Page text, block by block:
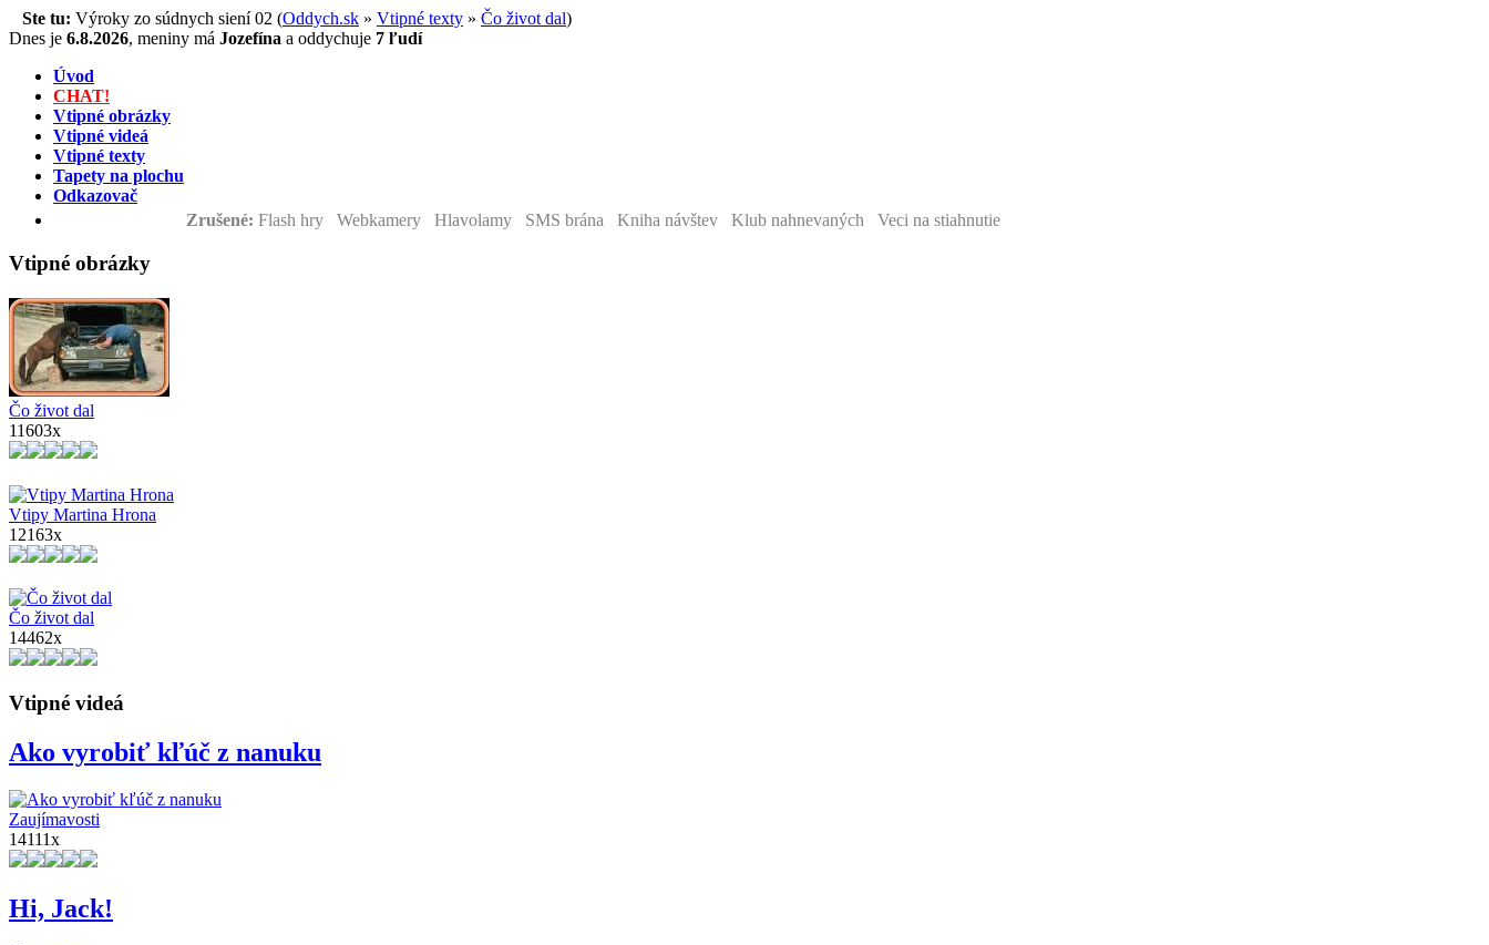
Ste tu: Výroky zo súdnych siení 02 (Oddych.sk » Vtipné texty » Čo život dal)
Dnes je 6.8.2026, meniny má Jozefína a oddychuje 7 ľudí
Úvod
CHAT!
Vtipné obrázky
Vtipné videá
Vtipné texty
Tapety na plochu
Odkazovač
Zrušené: Flash hry Webkamery Hlavolamy SMS brána Kniha návštev Klub nahnevaných Veci na stiahnutie
Vtipné obrázky
Čo život dal
11603x
Vtipy Martina Hrona
12163x
Čo život dal
14462x
Vtipné videá
Ako vyrobiť kľúč z nanuku
Zaujímavosti
14111x
Hi, Jack!